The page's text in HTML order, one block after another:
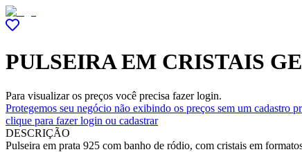
PULSEIRA EM CRISTAIS
Para visualizar os preços você precisa fazer login.
Protegemos seu negócio não exibindo os preços sem um cadastro
clique para fazer login ou cadastrar
DESCRIÇÃO
Pulseira em prata 925 com banho de ródio, com cristais em